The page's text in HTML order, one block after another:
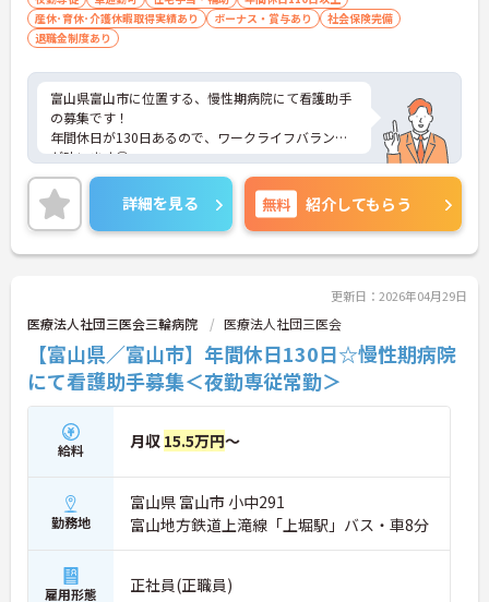
産休･育休･介護休暇取得実績あり
ボーナス・賞与あり
社会保険完備
退職金制度あり
富山県富山市に位置する、慢性期病院にて看護助手
の募集です！
年間休日が130日あるので、ワークライフバランス
が叶います◎
また、賞与4ヵ月の支給実績があるため、給与面も
安心です☆
さらに、住宅手当がある為、生活面の負担を軽減
し、安心して長く勤務していただけます♪
マイカー通勤可能なので通勤らくらくです◎
に詳細をお話しいたしますのでお気軽にご相談くだ
さい！
詳細を見る 無料 紹介してもらう
更新日：2026年04月29日
医療法人社団三医会三輪病院 医療法人社団三医会
【富山県／富山市】年間休日130日☆慢性期病院
にて看護助手募集＜夜勤専従常勤＞
給料 月収 15.5万円～
勤務地
富山県 富山市 小中291
富山地方鉄道上滝線「上堀駅」バス・車8分
雇用形態 正社員(正職員)